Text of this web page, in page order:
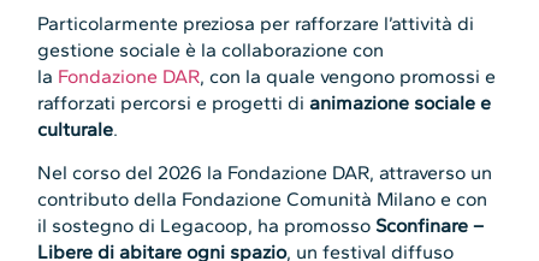
Particolarmente preziosa per rafforzare l’attività di
gestione sociale è la collaborazione con
la Fondazione DAR, con la quale vengono promossi e
rafforzati percorsi e progetti dianimazione sociale e
culturale.
Nel corso del 2026 la Fondazione DAR, attraverso un
contributo della Fondazione Comunità Milano e con
il sostegno di Legacoop, ha promosso Sconfinare –
Libere di abitare ogni spazio, un festival diffuso